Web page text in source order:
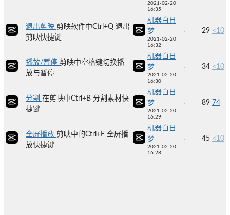
2021-02-20
16:35
退出剪映 剪映软件中Ctrl+Q 退出
剪映快捷键
机器白日
梦
2021-02-20
16:32
29 <10
播放/暂停 剪映中空格键切换播
放与暂停
机器白日
梦
2021-02-20
16:30
34 <10
分割 在剪映中Ctrl+B 分割素材快
捷键
机器白日
梦
2021-02-20
16:29
89 74
全屏播放 剪映中的Ctrl+F 全屏播
放快捷键
机器白日
梦
2021-02-20
16:28
45 <10